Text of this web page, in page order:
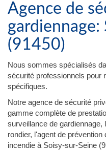
Agence de
gardiennage:
(91450)
Nous sommes spécialisés
sécurité professionnels pour
spécifiques.
Notre agence de sécurité
gamme complète de
surveillance de gardiennage,
rondier, l'agent de
incendie à Soisy-sur-Seine